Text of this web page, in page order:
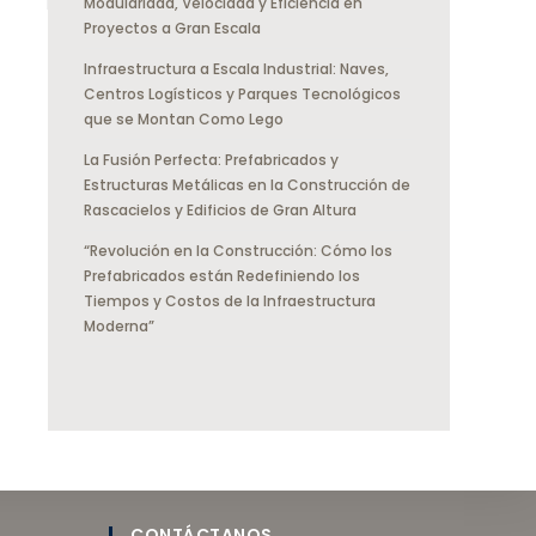
Proyectos a Gran Escala
Infraestructura a Escala Industrial: Naves,
Centros Logísticos y Parques Tecnológicos
que se Montan Como Lego
La Fusión Perfecta: Prefabricados y
Estructuras Metálicas en la Construcción de
Rascacielos y Edificios de Gran Altura
“Revolución en la Construcción: Cómo los
Prefabricados están Redefiniendo los
Tiempos y Costos de la Infraestructura
Moderna”